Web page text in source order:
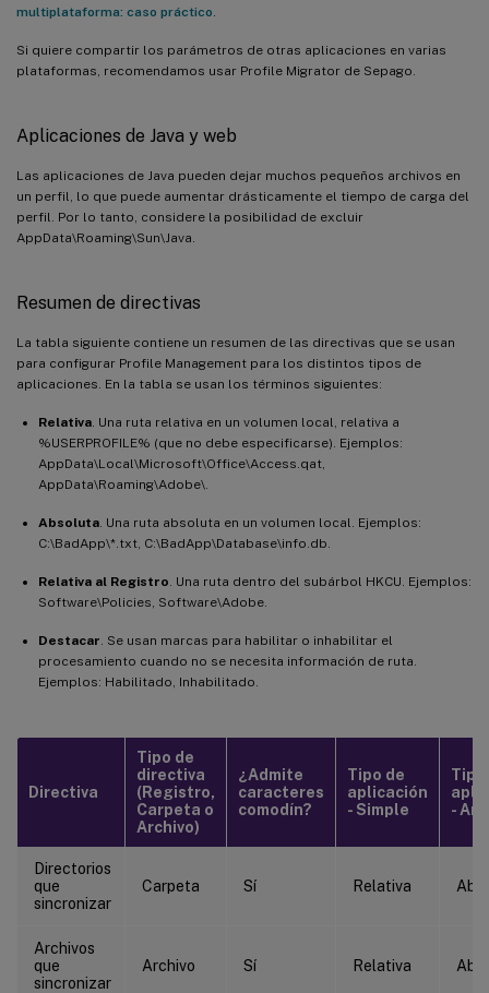
multiplataforma: caso práctico
Si quiere compartir los parámetros de otras aplicaciones en varias
plataformas, recomendamos usar Profile Migrator de Sepago.
Aplicaciones de Java y web
Las aplicaciones de Java pueden dejar muchos pequeños archivos en
un perfil, lo que puede aumentar drásticamente el tiempo de carga del
perfil. Por lo tanto, considere la posibilidad de excluir
AppData\Roaming\Sun\Java.
Resumen de directivas
La tabla siguiente contiene un resumen de las directivas que se usan
para configurar Profile Management para los distintos tipos de
aplicaciones. En la tabla se usan los términos siguientes:
Relativa . Una ruta relativa en un volumen local, relativa a
%USERPROFILE% (que no debe especificarse). Ejemplos:
AppData\Local\Microsoft\Office\Access.qat,
AppData\Roaming\Adobe\.
Absoluta . Una ruta absoluta en un volumen local. Ejemplos:
C:\BadApp\*.txt, C:\BadApp\Database\info.db.
Relativa al Registro . Una ruta dentro del subárbol HKCU. Ejemplos:
Software\Policies, Software\Adobe.
Destacar . Se usan marcas para habilitar o inhabilitar el
procesamiento cuando no se necesita información de ruta.
Ejemplos: Habilitado, Inhabilitado.
Directiva
Tipo de
directiva
(Registro,
Carpeta o
Archivo)
¿Admite
caracteres
comodín?
Tipo de
aplicación
- Simple
Tipo
-
Directorios
que
sincronizar
Carpeta Sí Relativa
Archivos
que
sincronizar
Archivo Sí Relativa